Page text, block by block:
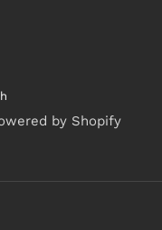
by Shopify